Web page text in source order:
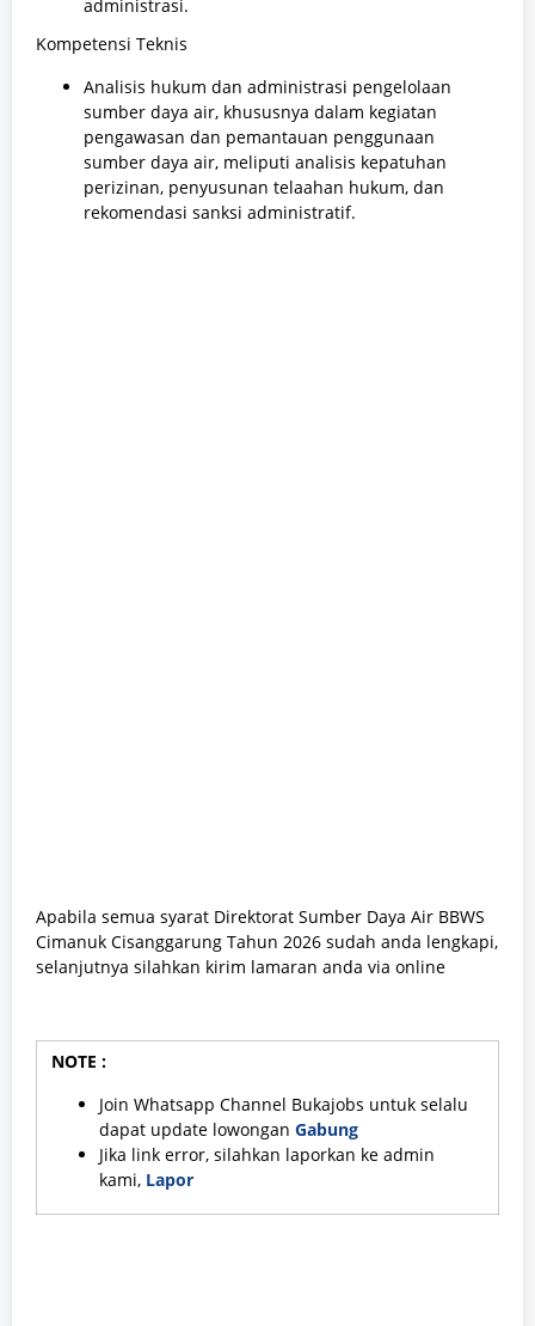
administrasi.
Kompetensi Teknis
Analisis hukum dan administrasi pengelolaan
sumber daya air, khususnya dalam kegiatan
pengawasan dan pemantauan penggunaan
sumber daya air, meliputi analisis kepatuhan
perizinan, penyusunan telaahan hukum, dan
rekomendasi sanksi administratif.
Apabila semua syarat Direktorat Sumber Daya Air BBWS
Cimanuk Cisanggarung Tahun 2026 sudah anda lengkapi,
selanjutnya silahkan kirim lamaran anda via online
NOTE :
Join Whatsapp Channel Bukajobs untuk selalu
dapat update lowongan Gabung
Jika link error, silahkan laporkan ke admin
kami, Lapor